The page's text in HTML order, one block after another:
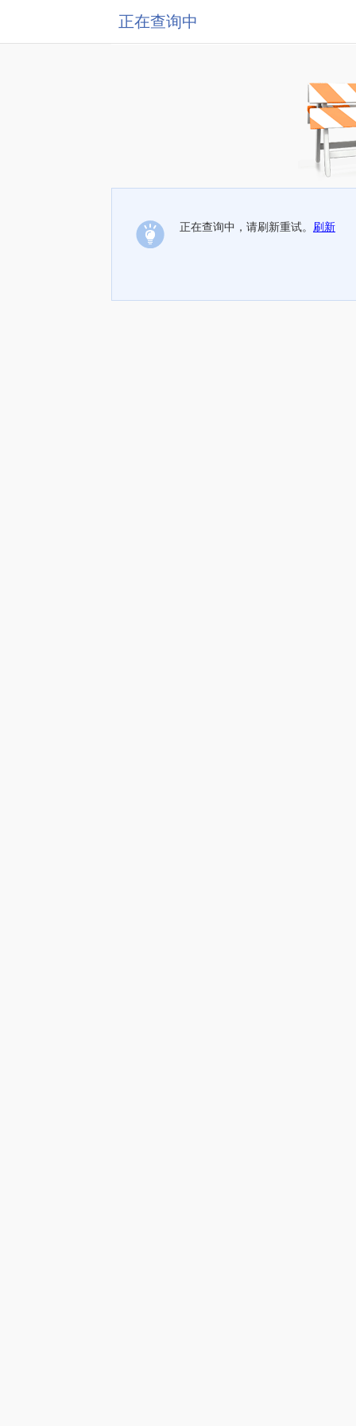
正在查询中
正在查询中，请刷新重试。 刷新